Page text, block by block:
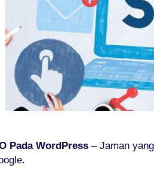
Pada WordPress– Jaman